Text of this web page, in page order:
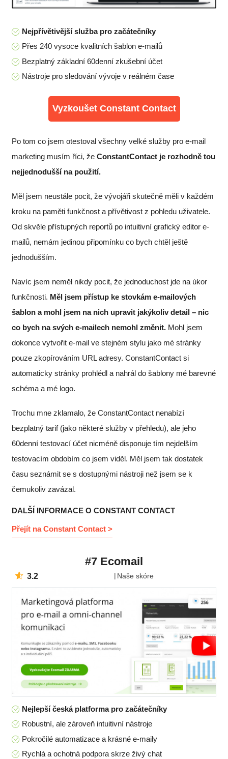
Nejpřívětivější služba pro začátečníky
Přes 240 vysoce kvalitních šablon e-mailů
Bezplatný základní 60denní zkušební účet
Nástroje pro sledování vývoje v reálném čase
Vyzkoušet Constant Contact
Po tom co jsem otestoval všechny velké služby pro e-mail
marketing musím říci, že ConstantContact je rozhodně tou
nejjednodušší na použití.
Měl jsem neustále pocit, že vývojáři skutečně měli v každém
kroku na paměti funkčnost a přívětivost z pohledu uživatele.
Od skvěle přístupných reportů po intuitivní grafický editor e-
mailů, nemám jedinou připomínku co bych chtěl ještě
jednodušším.
Navíc jsem neměl nikdy pocit, že jednoduchost jde na úkor
funkčnosti. Měl jsem přístup ke stovkám e-mailových
šablon a mohl jsem na nich upravit jakýkoliv detail – nic
co bych na svých e-mailech nemohl změnit. Mohl jsem
dokonce vytvořit e-mail ve stejném stylu jako mé stránky
pouze zkopírováním URL adresy. ConstantContact si
automaticky stránky prohlédl a nahrál do šablony mé barevné
schéma a mé logo.
Trochu mne zklamalo, že ConstantContact nenabízí
bezplatný tarif (jako některé služby v přehledu), ale jeho
60denní testovací účet nicméně disponuje tím nejdelším
testovacím obdobím co jsem viděl. Měl jsem tak dostatek
času seznámit se s dostupnými nástroji než jsem se k
čemukoliv zavázal.
DALŠÍ INFORMACE O CONSTANT CONTACT
Přejít na Constant Contact >
#7 Ecomail
3.2 Naše skóre
Nejlepší česká platforma pro začátečníky
Robustní, ale zároveň intuitivní nástroje
Pokročilé automatizace a krásné e-maily
Rychlá a ochotná podpora skrze živý chat